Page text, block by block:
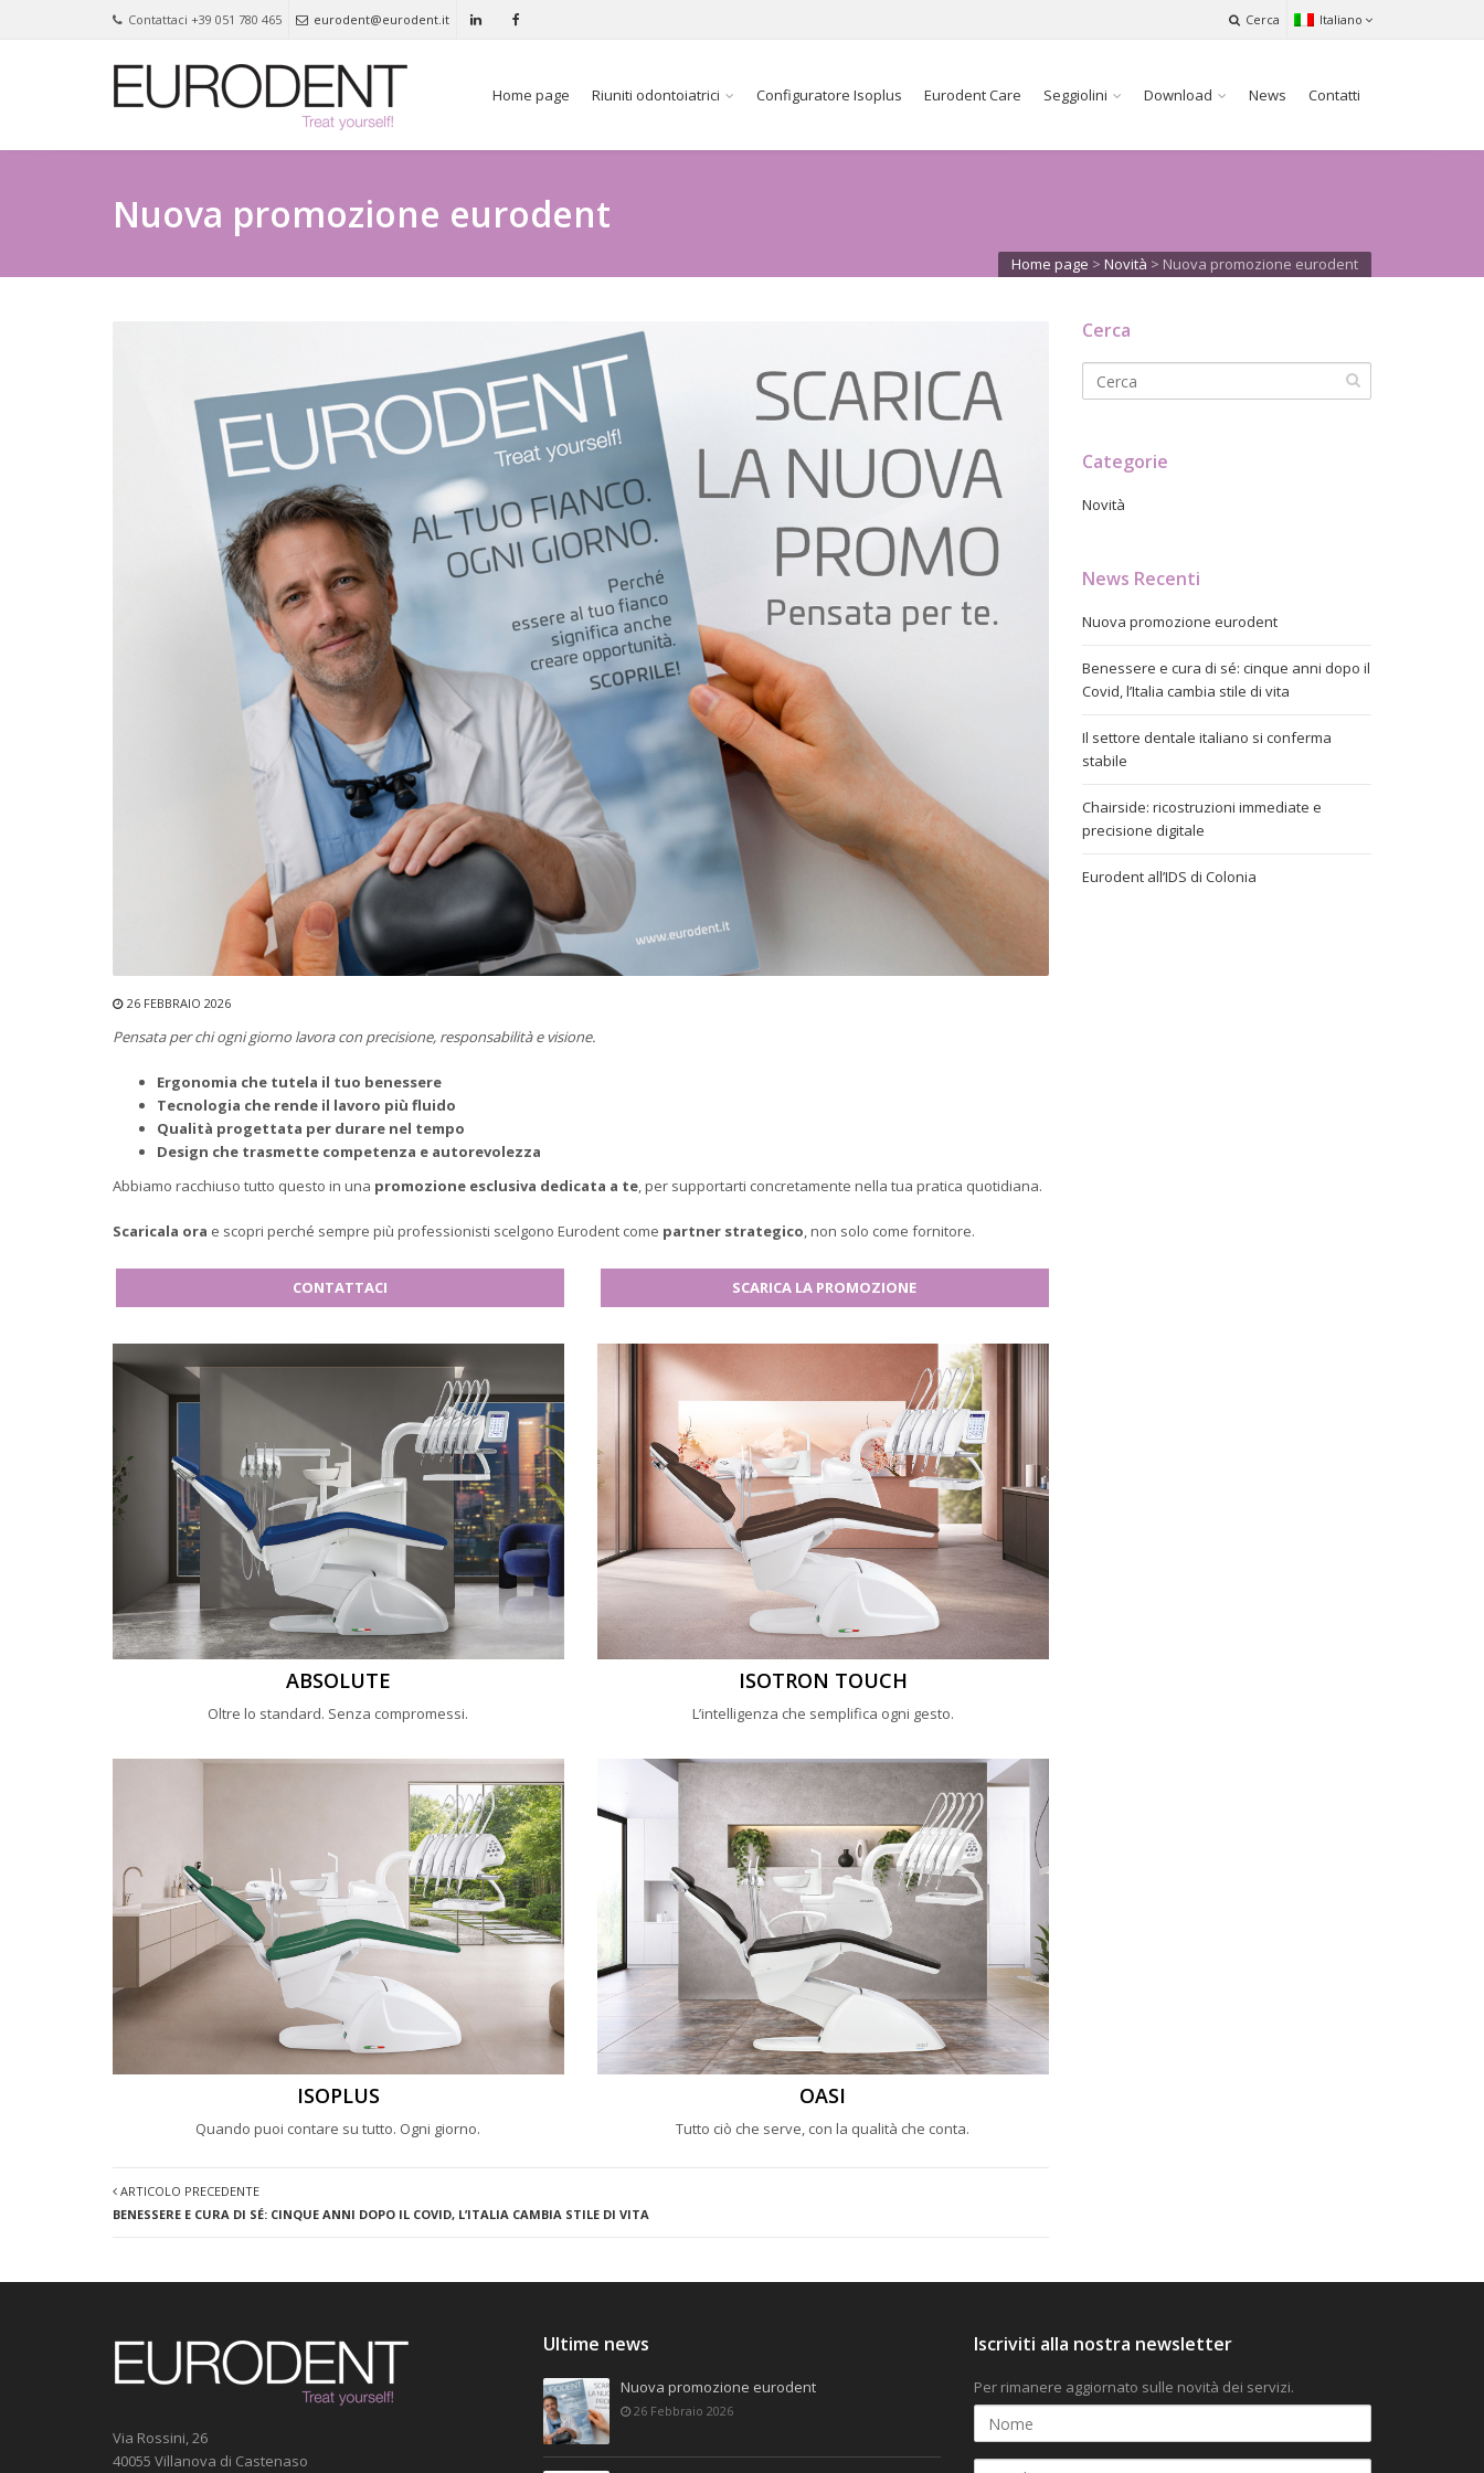
Contattaci +39 051 780 465 eurodent@eurodent.it Cerca Italiano
Home page Riuniti odontoiatrici Configuratore Isoplus Eurodent Care Seggiolini Download News Contatti
Nuova promozione eurodent
Home page > Novità > Nuova promozione eurodent
26 FEBBRAIO 2026
Pensata per chi ogni giorno lavora con precisione, responsabilità e visione.
Ergonomia che tutela il tuo benessere
Tecnologia che rende il lavoro più fluido
Qualità progettata per durare nel tempo
Design che trasmette competenza e autorevolezza
Abbiamo racchiuso tutto questo in una promozione esclusiva dedicata a te, per supportarti concretamente nella tua pratica quotidiana.
Scaricala ora e scopri perché sempre più professionisti scelgono Eurodent come partner strategico, non solo come fornitore.
CONTATTACI SCARICA LA PROMOZIONE
ABSOLUTE
Oltre lo standard. Senza compromessi.
ISOTRON TOUCH
L’intelligenza che semplifica ogni gesto.
ISOPLUS
Quando puoi contare su tutto. Ogni giorno.
OASI
Tutto ciò che serve, con la qualità che conta.
ARTICOLO PRECEDENTE
BENESSERE E CURA DI SÉ: CINQUE ANNI DOPO IL COVID, L’ITALIA CAMBIA STILE DI VITA
Cerca
Categorie
Novità
News Recenti
Nuova promozione eurodent
Benessere e cura di sé: cinque anni dopo il
Covid, l’Italia cambia stile di vita
Il settore dentale italiano si conferma
stabile
Chairside: ricostruzioni immediate e
precisione digitale
Eurodent all’IDS di Colonia
Via Rossini, 26
40055 Villanova di Castenaso
Ultime news
Nuova promozione eurodent
26 Febbraio 2026
Iscriviti alla nostra newsletter
Per rimanere aggiornato sulle novità dei servizi.